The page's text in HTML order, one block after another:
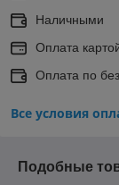
Наличными
Оплата
Оплата по
Все условия
Подобные